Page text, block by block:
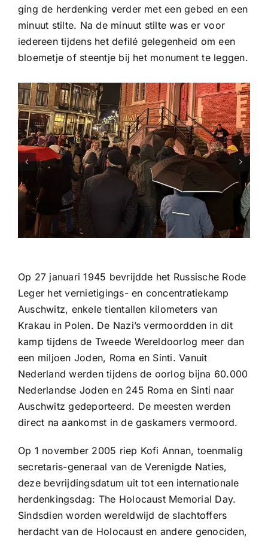
ging de herdenking verder met een gebed en een
minuut stilte. Na de minuut stilte was er voor
iedereen tijdens het defilé gelegenheid om een
bloemetje of steentje bij het monument te leggen.
Op 27 januari 1945 bevrijdde het Russische Rode
Leger het vernietigings- en concentratiekamp
Auschwitz, enkele tientallen kilometers van
Krakau in Polen. De Nazi’s vermoordden in dit
kamp tijdens de Tweede Wereldoorlog meer dan
een miljoen Joden, Roma en Sinti. Vanuit
Nederland werden tijdens de oorlog bijna 60.000
Nederlandse Joden en 245 Roma en Sinti naar
Auschwitz gedeporteerd. De meesten werden
direct na aankomst in de gaskamers vermoord.
Op 1 november 2005 riep Kofi Annan, toenmalig
secretaris-generaal van de Verenigde Naties,
deze bevrijdingsdatum uit tot een internationale
herdenkingsdag: The Holocaust Memorial Day.
Sindsdien worden wereldwijd de slachtoffers
herdacht van de Holocaust en andere genociden,